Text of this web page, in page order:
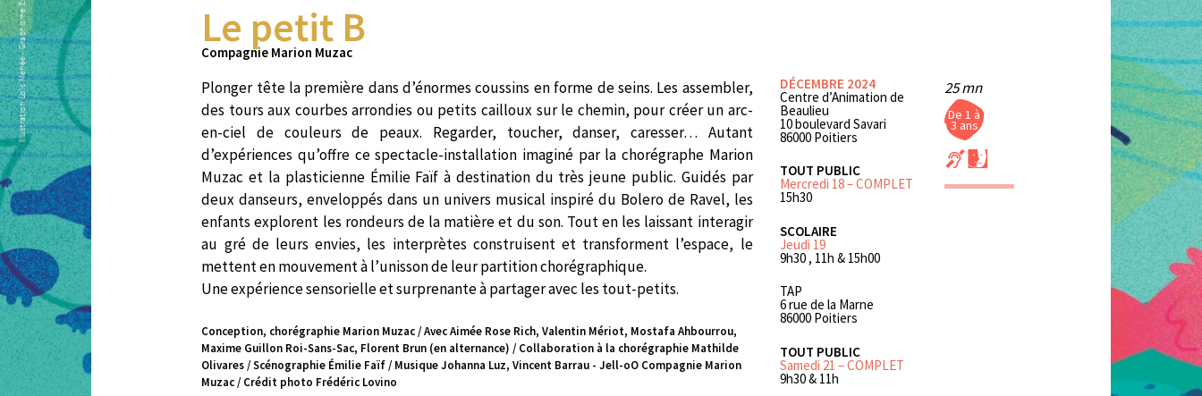
Le petit B
Compagnie Marion Muzac
Plonger tête la première dans d’énormes coussins en forme de seins. Les assembler,
des tours aux courbes arrondies ou petits cailloux sur le chemin, pour créer un arc-
en-ciel de couleurs de peaux. Regarder, toucher, danser, caresser… Autant
d’expériences qu’offre ce spectacle-installation imaginé par la chorégraphe Marion
Muzac et la plasticienne Émilie Faïf à destination du très jeune public. Guidés par
deux danseurs, enveloppés dans un univers musical inspiré du Bolero de Ravel, les
enfants explorent les rondeurs de la matière et du son. Tout en les laissant interagir
au gré de leurs envies, les interprètes construisent et transforment l’espace, le
mettent en mouvement à l’unisson de leur partition chorégraphique.
Une expérience sensorielle et surprenante à partager avec les tout-petits.
Conception, chorégraphie Marion Muzac / Avec Aimée Rose Rich, Valentin Mériot, Mostafa Ahbourrou,
Maxime Guillon Roi-Sans-Sac, Florent Brun (en alternance) / Collaboration à la chorégraphie Mathilde
Olivares / Scénographie Émilie Faïf / Musique Johanna Luz, Vincent Barrau - Jell-oO Compagnie Marion
Muzac / Crédit photo Frédéric Lovino
DÉCEMBRE 2024
Centre d’Animation de
Beaulieu
10 boulevard Savari
86000 Poitiers
TOUT PUBLIC
Mercredi 18 – COMPLET
15h30
SCOLAIRE
Jeudi 19
9h30 , 11h & 15h00
TAP
6 rue de la Marne
86000 Poitiers
TOUT PUBLIC
Samedi 21 – COMPLET
9h30 & 11h
25 mn
De 1 à
3 ans